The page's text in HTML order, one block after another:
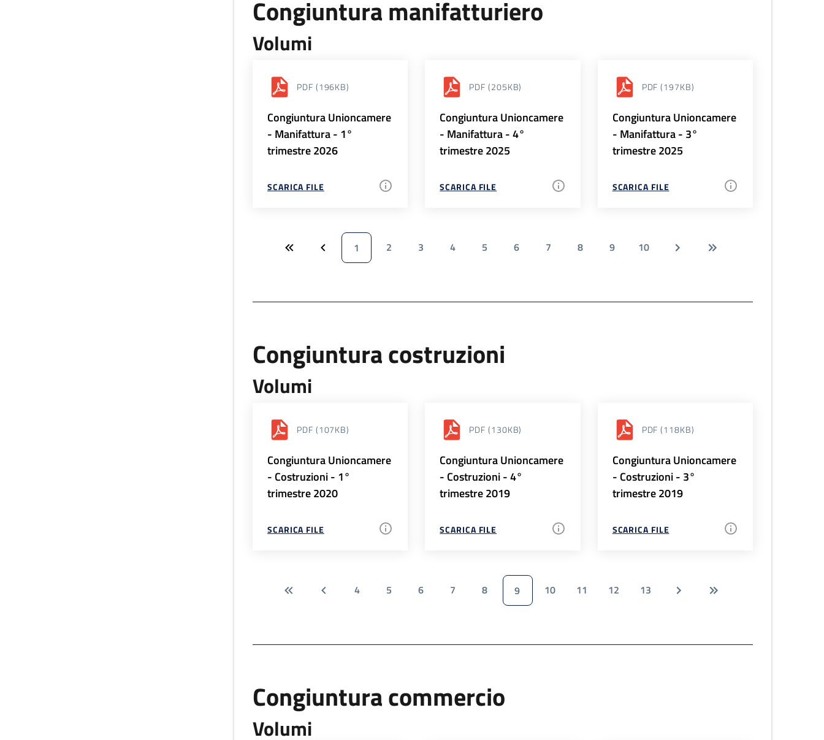
Congiuntura manifatturiero
Volumi
PDF (196KB)
Congiuntura Unioncamere
- Manifattura - 1°
trimestre 2026
SCARICA FILE
PDF (205KB)
Congiuntura Unioncamere
- Manifattura - 4°
trimestre 2025
SCARICA FILE
PDF (197KB)
Congiuntura Unioncamere
- Manifattura - 3°
trimestre 2025
SCARICA FILE
1 2 3 4 5 6 7 8 9 10
Congiuntura costruzioni
Volumi
PDF (107KB)
Congiuntura Unioncamere
- Costruzioni - 1°
trimestre 2020
SCARICA FILE
PDF (130KB)
Congiuntura Unioncamere
- Costruzioni - 4°
trimestre 2019
SCARICA FILE
PDF (118KB)
Congiuntura Unioncamere
- Costruzioni - 3°
trimestre 2019
SCARICA FILE
4 5 6 7 8 9 10 11 12 13
Congiuntura commercio
Volumi